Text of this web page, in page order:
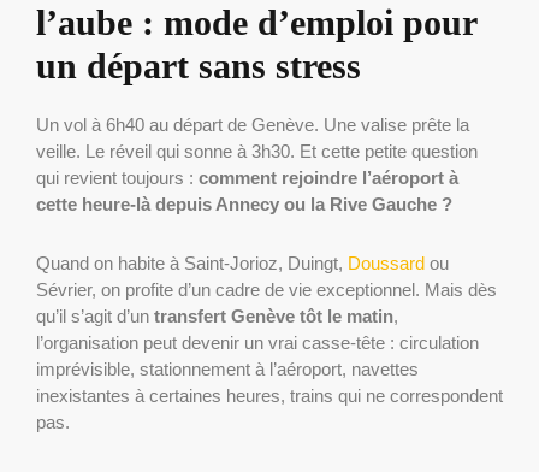
l’aube : mode d’emploi pour
un départ sans stress
Un vol à 6h40 au départ de Genève. Une valise prête la
veille. Le réveil qui sonne à 3h30. Et cette petite question
qui revient toujours : comment rejoindre l’aéroport à
cette heure-là depuis Annecy ou la Rive Gauche ?
Quand on habite à Saint-Jorioz, Duingt, Doussard ou
Sévrier, on profite d’un cadre de vie exceptionnel. Mais dès
qu’il s’agit d’un transfert Genève tôt le matin,
l’organisation peut devenir un vrai casse-tête : circulation
imprévisible, stationnement à l’aéroport, navettes
inexistantes à certaines heures, trains qui ne correspondent
pas.